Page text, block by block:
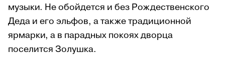
музыки. Не обойдется и без Рождественского
Деда и его эльфов, а также традиционной
ярмарки, а в парадных покоях дворца
поселится Золушка.